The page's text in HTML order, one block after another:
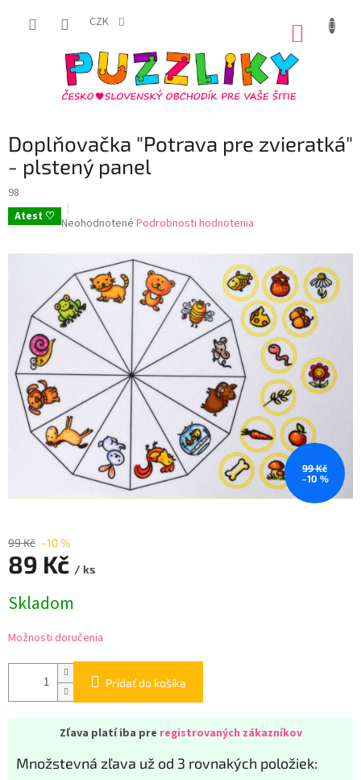
CZK
Doplňovačka "Potrava pre zvieratká"
- plstený panel
98
Atest ♡ Priemerné
produktu
0,0
z
5
hviezdičiek.
Neohodnotené Podrobnosti hodnotenia
99 Kč
–10 %
99 Kč –10 %
89 Kč / ks
cena:
Skladom
Možnosti doručenia
Pridať do košíka
Zľava platí iba pre registrovaných zákazníkov
Množstevná zľava už od 3 rovnakých položiek: